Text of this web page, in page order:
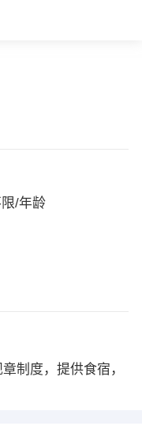
/年龄
制度，提供食宿，